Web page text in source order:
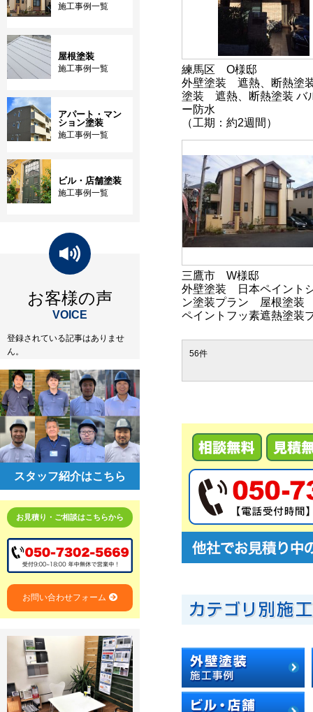
練馬区 O様邸
外壁塗装 遮熱、断熱塗
塗装 遮熱、断熱塗装 バ
ー防水
（工期：約2週間）
三鷹市 W様邸
外壁塗装 日本ペイント
ン塗装プラン 屋根塗装
ペイントフッ素遮熱塗装
56件
施工事例一覧
屋根塗装
施工事例一覧
アパート・マン
ション塗装
施工事例一覧
ビル・店舗塗装
施工事例一覧
お客様の声
VOICE
登録されている記事はありませ
ん。
スタッフ紹介はこちら
お見積り・ご相談はこちらから
お問い合わせフォーム